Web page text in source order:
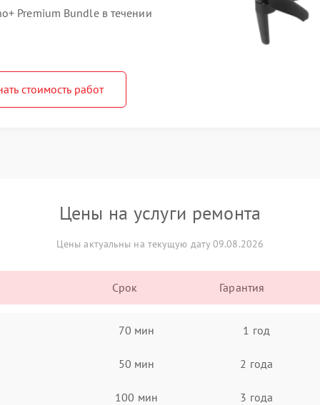
Premium Bundle в течении
стоимость работ
Цены на услуги ремонта
Цены актуальны на текущую дату 09.08.2026
Срок Гарантия
70 мин 1 год
50 мин 2 года
100 мин 3 года